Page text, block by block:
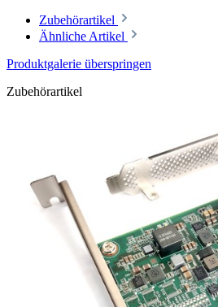
Zubehörartikel
Ähnliche Artikel
Produktgalerie überspringen
Zubehörartikel